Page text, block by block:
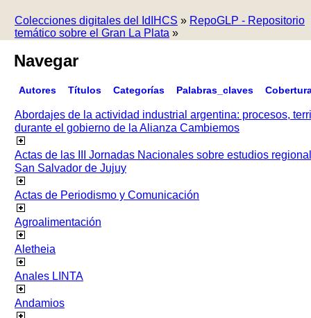
Colecciones digitales del IdIHCS » RepoGLP - Repositorio
temático sobre el Gran La Plata »
Navegar
Autores Títulos Categorías Palabras_claves
Abordajes de la actividad industrial argentina: procesos,
durante el gobierno de la Alianza Cambiemos
Actas de las III Jornadas Nacionales sobre estudios
San Salvador de Jujuy
Actas de Periodismo y Comunicación
Agroalimentación
Aletheia
Anales LINTA
Andamios